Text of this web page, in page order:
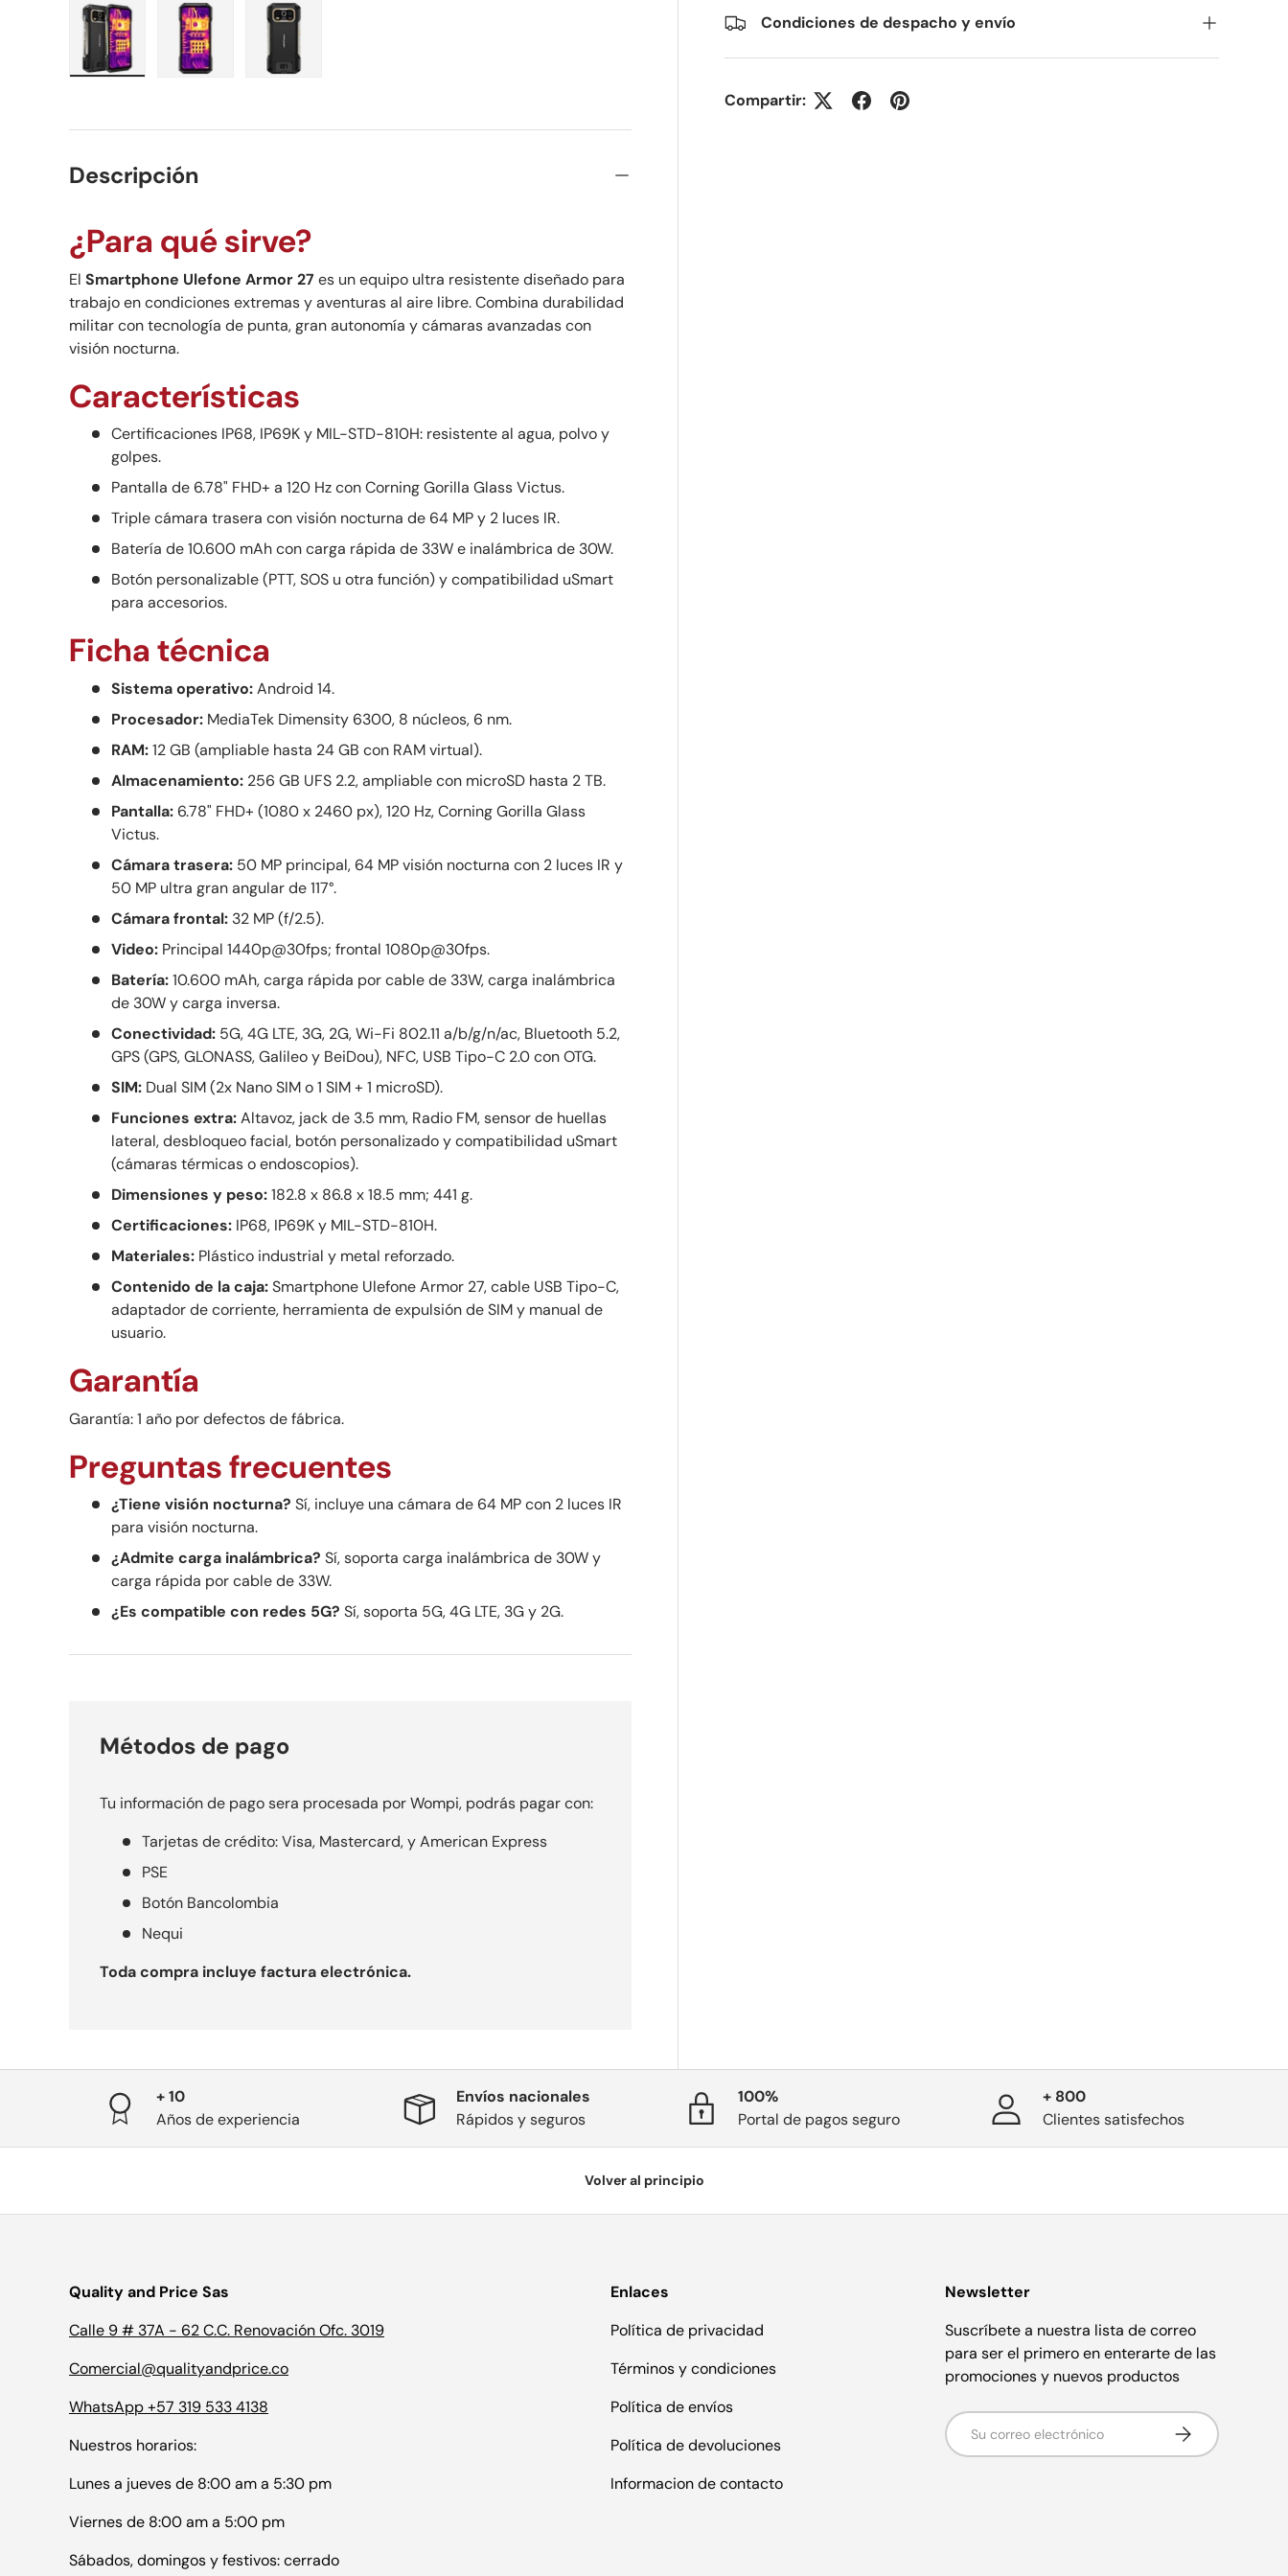
Condiciones de despacho y envío
Compartir:
Descripción
¿Para qué sirve?
El Smartphone Ulefone Armor 27 es un equipo ultra resistente diseñado para
trabajo en condiciones extremas y aventuras al aire libre. Combina durabilidad
militar con tecnología de punta, gran autonomía y cámaras avanzadas con
visión nocturna.
Características
Certificaciones IP68, IP69K y MIL-STD-810H: resistente al agua, polvo y
golpes.
Pantalla de 6.78" FHD+ a 120 Hz con Corning Gorilla Glass Victus.
Triple cámara trasera con visión nocturna de 64 MP y 2 luces IR.
Batería de 10.600 mAh con carga rápida de 33W e inalámbrica de 30W.
Botón personalizable (PTT, SOS u otra función) y compatibilidad uSmart
para accesorios.
Ficha técnica
Sistema operativo:Android 14.
Procesador: MediaTek Dimensity 6300, 8 núcleos, 6 nm.
RAM:12 GB (ampliable hasta 24 GB con RAM virtual).
Almacenamiento: 256 GB UFS 2.2, ampliable con microSD hasta 2 TB.
Pantalla: 6.78" FHD+ (1080 x 2460 px), 120 Hz, Corning Gorilla Glass
Victus.
Cámara trasera: 50 MP principal, 64 MP visión nocturna con 2 luces IR y
50 MP ultra gran angular de 117°.
Cámara frontal: 32 MP (f/2.5).
Video: Principal 1440p@30fps; frontal 1080p@30fps.
Batería:10.600 mAh, carga rápida por cable de 33W, carga inalámbrica
de 30W y carga inversa.
Conectividad: 5G, 4G LTE, 3G, 2G, Wi-Fi 802.11 a/b/g/n/ac, Bluetooth 5.2,
GPS (GPS, GLONASS, Galileo y BeiDou), NFC, USB Tipo-C 2.0 con OTG.
SIM: Dual SIM (2x Nano SIM o 1 SIM + 1 microSD).
Funciones extra:Altavoz, jack de 3.5 mm, Radio FM, sensor de huellas
lateral, desbloqueo facial, botón personalizado y compatibilidad uSmart
(cámaras térmicas o endoscopios).
Dimensiones y peso:182.8 x 86.8 x 18.5 mm; 441 g.
Certificaciones: IP68, IP69K y MIL-STD-810H.
Materiales: Plástico industrial y metal reforzado.
Contenido de la caja:Smartphone Ulefone Armor 27, cable USB Tipo-C,
adaptador de corriente, herramienta de expulsión de SIM y manual de
usuario.
Garantía
Garantía: 1 año por defectos de fábrica.
Preguntas frecuentes
¿Tiene visión nocturna? Sí, incluye una cámara de 64 MP con 2 luces IR
para visión nocturna.
¿Admite carga inalámbrica? Sí, soporta carga inalámbrica de 30W y
carga rápida por cable de 33W.
¿Es compatible con redes 5G? Sí, soporta 5G, 4G LTE, 3G y 2G.
Métodos de pago
Tu información de pago sera procesada por Wompi, podrás pagar con:
Tarjetas de crédito: Visa, Mastercard, y American Express
PSE
Botón Bancolombia
Nequi
Toda compra incluye factura electrónica.
+ 10
Años de experiencia
Envíos nacionales
Rápidos y seguros
100%
Portal de pagos seguro
+ 800
Clientes satisfechos
Volver al principio
Quality and Price Sas
Calle 9 # 37A - 62 C.C. Renovación Ofc. 3019
Comercial@qualityandprice.co
WhatsApp +57 319 533 4138
Nuestros horarios:
Lunes a jueves de 8:00 am a 5:30 pm
Viernes de 8:00 am a 5:00 pm
Sábados, domingos y festivos: cerrado
Enlaces
Política de privacidad
Términos y condiciones
Política de envíos
Política de devoluciones
Informacion de contacto
Newsletter
Suscríbete a nuestra lista de correo
para ser el primero en enterarte de las
promociones y nuevos productos
Correo electrónico Suscribirse